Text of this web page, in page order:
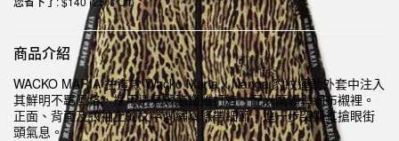
商品介紹
WACKO MARIA 在這款 Wacko Maria x Nanga 豹紋運動外套中注入
其鮮明不羈風格，採用透氣聚酯纖維打造，配以高領與網布襯裡。
正面、背面及衣袖上的文字刺繡與條帶細節，進一步突顯其搶眼街
頭氣息。